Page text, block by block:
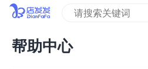
帮助中心